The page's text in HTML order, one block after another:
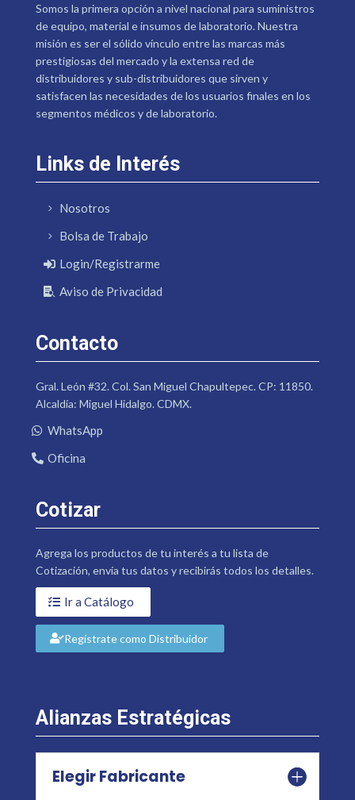
Somos la primera opción a nivel nacional para suministros
de equipo, material e insumos de laboratorio. Nuestra
misión es ser el sólido vínculo entre las marcas más
prestigiosas del mercado y la extensa red de
distribuidores y sub-distribuidores que sirven y
satisfacen las necesidades de los usuarios finales en los
segmentos médicos y de laboratorio.
Links de Interés
Nosotros
Bolsa de Trabajo
Login/Registrarme
Aviso de Privacidad
Contacto
Gral. León #32. Col. San Miguel Chapultepec. CP: 11850.
Alcaldía: Miguel Hidalgo. CDMX.
WhatsApp
Oficina
Cotizar
Agrega los productos de tu interés a tu lista de
Cotización, envía tus datos y recibirás todos los detalles.
Ir a Catálogo
Regístrate como Distribuidor
Alianzas Estratégicas
Elegir Fabricante